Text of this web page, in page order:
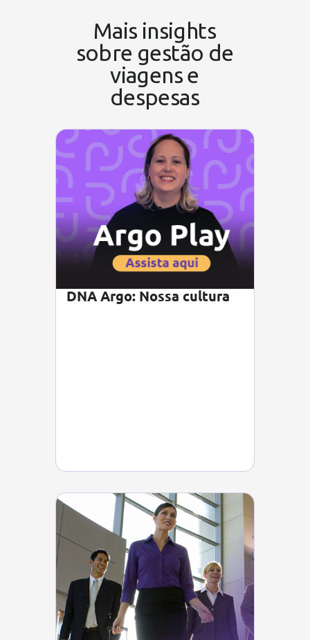
Mais insights
sobre gestão de
viagens e
despesas
DNA Argo: Nossa cultura